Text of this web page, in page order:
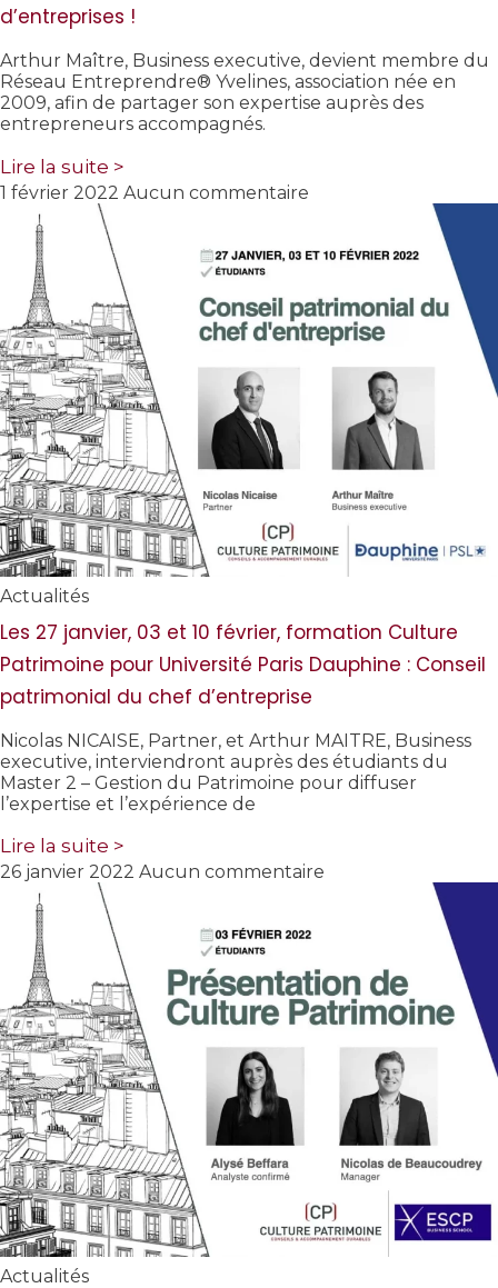
d’entreprises !
Arthur Maître, Business executive, devient membre du
Réseau Entreprendre® Yvelines, association née en
2009, afin de partager son expertise auprès des
entrepreneurs accompagnés.
Lire la suite >
1 février 2022 Aucun commentaire
Actualités
Les 27 janvier, 03 et 10 février, formation Culture
Patrimoine pour Université Paris Dauphine : Conseil
patrimonial du chef d’entreprise
Nicolas NICAISE, Partner, et Arthur MAITRE, Business
executive, interviendront auprès des étudiants du
Master 2 – Gestion du Patrimoine pour diffuser
l’expertise et l’expérience de
Lire la suite >
26 janvier 2022 Aucun commentaire
Actualités